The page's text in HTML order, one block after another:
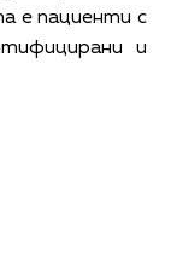
е пациенти с
и